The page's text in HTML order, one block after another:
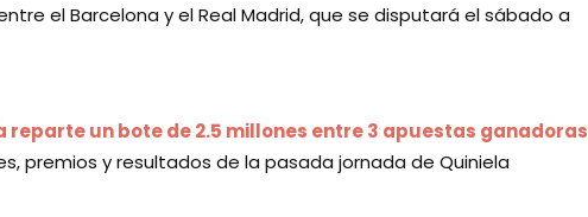
el Barcelona y el Real Madrid, que se disputará el sábado a
reparte un bote de 2.5 millones entre 3 apuestas ganadoras
premios y resultados de la pasada jornada de Quiniela